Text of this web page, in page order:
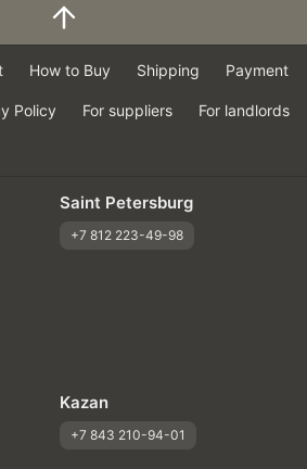
How to Buy Shipping Payment
Policy For suppliers For landlords
Saint Petersburg
+7 812 223-49-98
Kazan
+7 843 210-94-01